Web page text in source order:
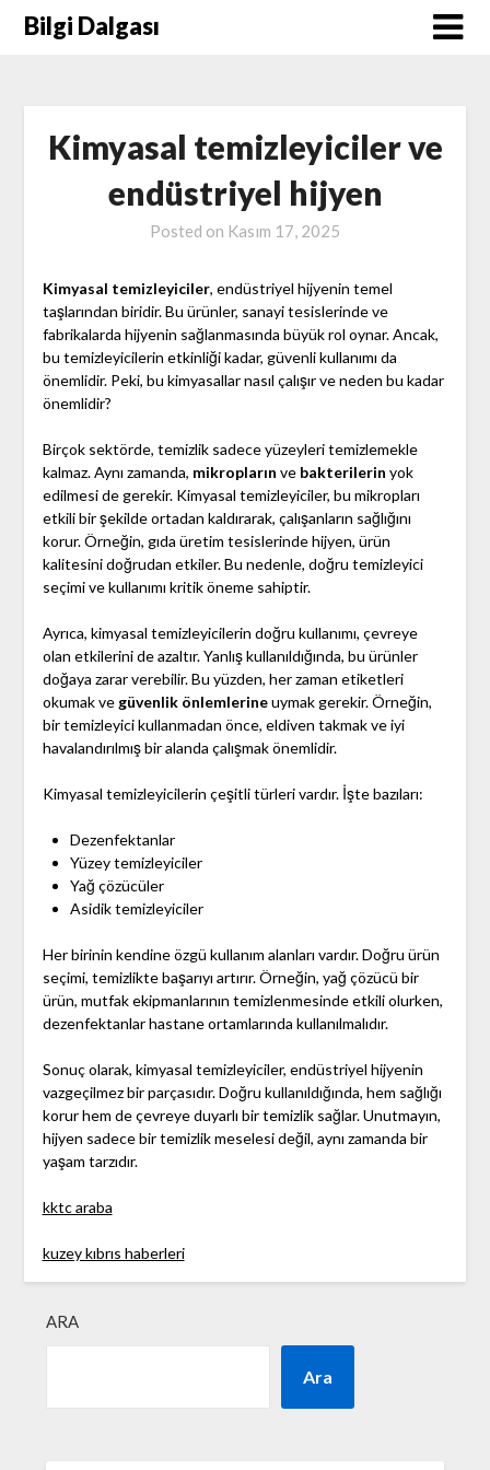
SkipBilgi Dalgası
Kimyasal temizleyiciler ve
endüstriyel hijyen
Posted on Kasım 17, 2025
Kimyasal temizleyiciler, endüstriyel hijyenin temel
taşlarından biridir. Bu ürünler, sanayi tesislerinde ve
fabrikalarda hijyenin sağlanmasında büyük rol oynar. Ancak,
bu temizleyicilerin etkinliği kadar, güvenli kullanımı da
önemlidir. Peki, bu kimyasallar nasıl çalışır ve neden bu kadar
önemlidir?
Birçok sektörde, temizlik sadece yüzeyleri temizlemekle
kalmaz. Aynı zamanda, mikropların ve bakterilerin yok
edilmesi de gerekir. Kimyasal temizleyiciler, bu mikropları
etkili bir şekilde ortadan kaldırarak, çalışanların sağlığını
korur. Örneğin, gıda üretim tesislerinde hijyen, ürün
kalitesini doğrudan etkiler. Bu nedenle, doğru temizleyici
seçimi ve kullanımı kritik öneme sahiptir.
Ayrıca, kimyasal temizleyicilerin doğru kullanımı, çevreye
olan etkilerini de azaltır. Yanlış kullanıldığında, bu ürünler
doğaya zarar verebilir. Bu yüzden, her zaman etiketleri
okumak ve güvenlik önlemlerineuymak gerekir. Örneğin,
bir temizleyici kullanmadan önce, eldiven takmak ve iyi
havalandırılmış bir alanda çalışmak önemlidir.
Kimyasal temizleyicilerin çeşitli türleri vardır. İşte bazıları:
Dezenfektanlar
Yüzey temizleyiciler
Yağ çözücüler
Asidik temizleyiciler
Her birinin kendine özgü kullanım alanları vardır. Doğru ürün
seçimi, temizlikte başarıyı artırır. Örneğin, yağ çözücü bir
ürün, mutfak ekipmanlarının temizlenmesinde etkili olurken,
dezenfektanlar hastane ortamlarında kullanılmalıdır.
Sonuç olarak, kimyasal temizleyiciler, endüstriyel hijyenin
vazgeçilmez bir parçasıdır. Doğru kullanıldığında, hem sağlığı
korur hem de çevreye duyarlı bir temizlik sağlar. Unutmayın,
hijyen sadece bir temizlik meselesi değil, aynı zamanda bir
yaşam tarzıdır.
kktc araba
kuzey kıbrıs haberleri
ARA
Ara